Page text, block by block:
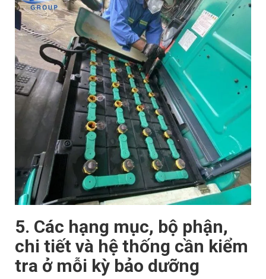
5. Các hạng mục, bộ phận,
chi tiết và hệ thống cần kiểm
tra ở mỗi kỳ bảo dưỡng